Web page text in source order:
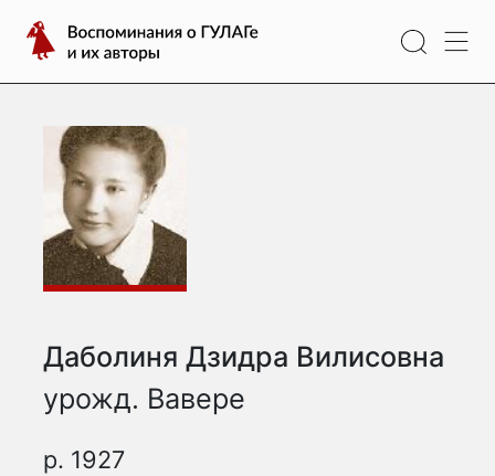
содержимому
Воспоминания
о
ГУЛАГе
авторы
Даболиня Дзидра Вилисовна
урожд. Вавере
р. 1927